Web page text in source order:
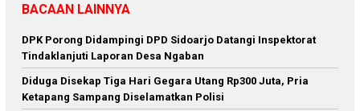
BACAAN LAINNYA
DPK Porong Didampingi DPD Sidoarjo Datangi Inspektorat
Tindaklanjuti Laporan Desa Ngaban
Diduga Disekap Tiga Hari Gegara Utang Rp300 Juta, Pria
Ketapang Sampang Diselamatkan Polisi